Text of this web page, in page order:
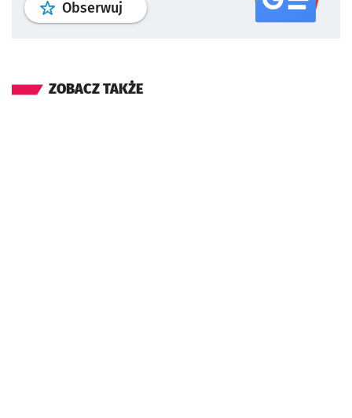
Obserwuj profil serwisu
ZOBACZ TAKŻE